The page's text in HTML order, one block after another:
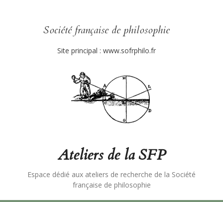
Société française de philosophie
Site principal : www.sofrphilo.fr
Ateliers de la SFP
Espace dédié aux ateliers de recherche de la Société
française de philosophie